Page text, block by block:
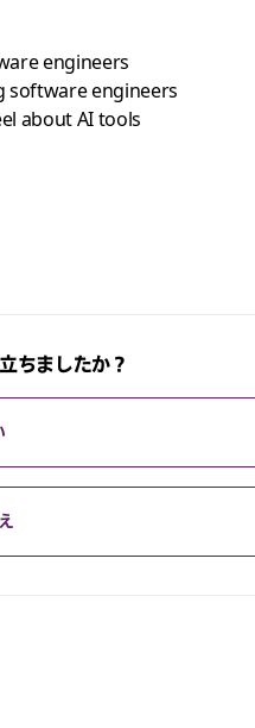
engineers
software engineers
about AI tools
ちましたか？